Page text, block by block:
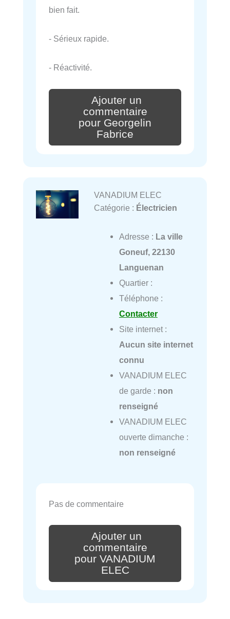
bien fait.
- Sérieux rapide.
- Réactivité.
Ajouter un
commentaire
pour Georgelin
Fabrice
VANADIUM ELEC
Catégorie : Électricien
Adresse : La ville
Goneuf, 22130
Languenan
Quartier :
Téléphone :
Contacter
Site internet :
Aucun site internet
connu
VANADIUM ELEC
de garde : non
renseigné
VANADIUM ELEC
ouverte dimanche :
non renseigné
Pas de commentaire
Ajouter un
commentaire
pour VANADIUM
ELEC